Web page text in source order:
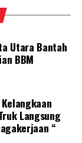
Utara Bantah
BBM
Langsung
“